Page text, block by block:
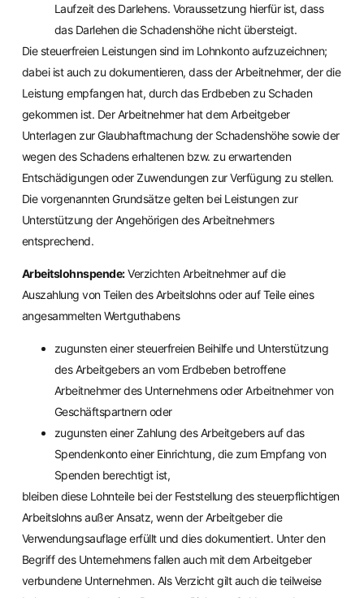
Laufzeit des Darlehens. Voraussetzung hierfür ist, dass
das Darlehen die Schadenshöhe nicht übersteigt.
Die steuerfreien Leistungen sind im Lohnkonto aufzuzeichnen;
dabei ist auch zu dokumentieren, dass der Arbeitnehmer, der die
Leistung empfangen hat, durch das Erdbeben zu Schaden
gekommen ist. Der Arbeitnehmer hat dem Arbeitgeber
Unterlagen zur Glaubhaftmachung der Schadenshöhe sowie der
wegen des Schadens erhaltenen bzw. zu erwartenden
Entschädigungen oder Zuwendungen zur Verfügung zu stellen.
Die vorgenannten Grundsätze gelten bei Leistungen zur
Unterstützung der Angehörigen des Arbeitnehmers
entsprechend.
Arbeitslohnspende:Verzichten Arbeitnehmer auf die
Auszahlung von Teilen des Arbeitslohns oder auf Teile eines
angesammelten Wertguthabens
zugunsten einer steuerfreien Beihilfe und Unterstützung
des Arbeitgebers an vom Erdbeben betroffene
Arbeitnehmer des Unternehmens oder Arbeitnehmer von
Geschäftspartnern oder
zugunsten einer Zahlung des Arbeitgebers auf das
Spendenkonto einer Einrichtung, die zum Empfang von
Spenden berechtigt ist,
bleiben diese Lohnteile bei der Feststellung des steuerpflichtigen
Arbeitslohns außer Ansatz, wenn der Arbeitgeber die
Verwendungsauflage erfüllt und dies dokumentiert. Unter den
Begriff des Unternehmens fallen auch mit dem Arbeitgeber
verbundene Unternehmen. Als Verzicht gilt auch die teilweise